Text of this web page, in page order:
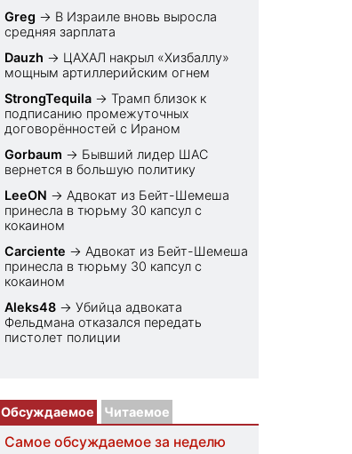
Greg → В Израиле вновь выросла
средняя зарплата
Dauzh → ЦАХАЛ накрыл «Хизбаллу»
мощным артиллерийским огнем
StrongTequila →Трамп близок к
подписанию промежуточных
договорённостей с Ираном
Gorbaum → Бывший лидер ШАС
вернется в большую политику
LeeON → Адвокат из Бейт-Шемеша
принесла в тюрьму 30 капсул с
кокаином
Carciente → Адвокат из Бейт-Шемеша
принесла в тюрьму 30 капсул с
кокаином
Aleks48 →Убийца адвоката
Фельдмана отказался передать
пистолет полиции
Обсуждаемое Читаемое
Самое обсуждаемое за неделю